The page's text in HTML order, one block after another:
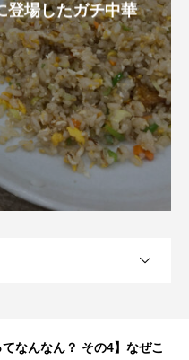
登場したガチ中華
てなんなん？ その4】なぜこ